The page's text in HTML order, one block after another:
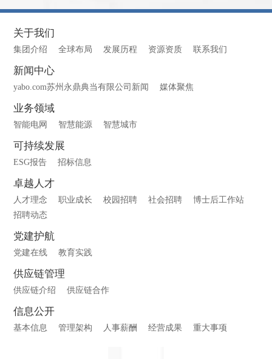
关于我们
集团介绍 全球布局 发展历程 资源资质 联系我们
新闻中心
yabo.com苏州永鼎典当有限公司新闻 媒体聚焦
业务领域
智能电网 智慧能源 智慧城市
可持续发展
ESG报告 招标信息
卓越人才
人才理念 职业成长 校园招聘 社会招聘
博士后工作站
招聘动态
党建护航
党建在线 教育实践
供应链管理
供应链介绍 供应链合作
信息公开
基本信息 管理架构 人事薪酬 经营成果 重大事项